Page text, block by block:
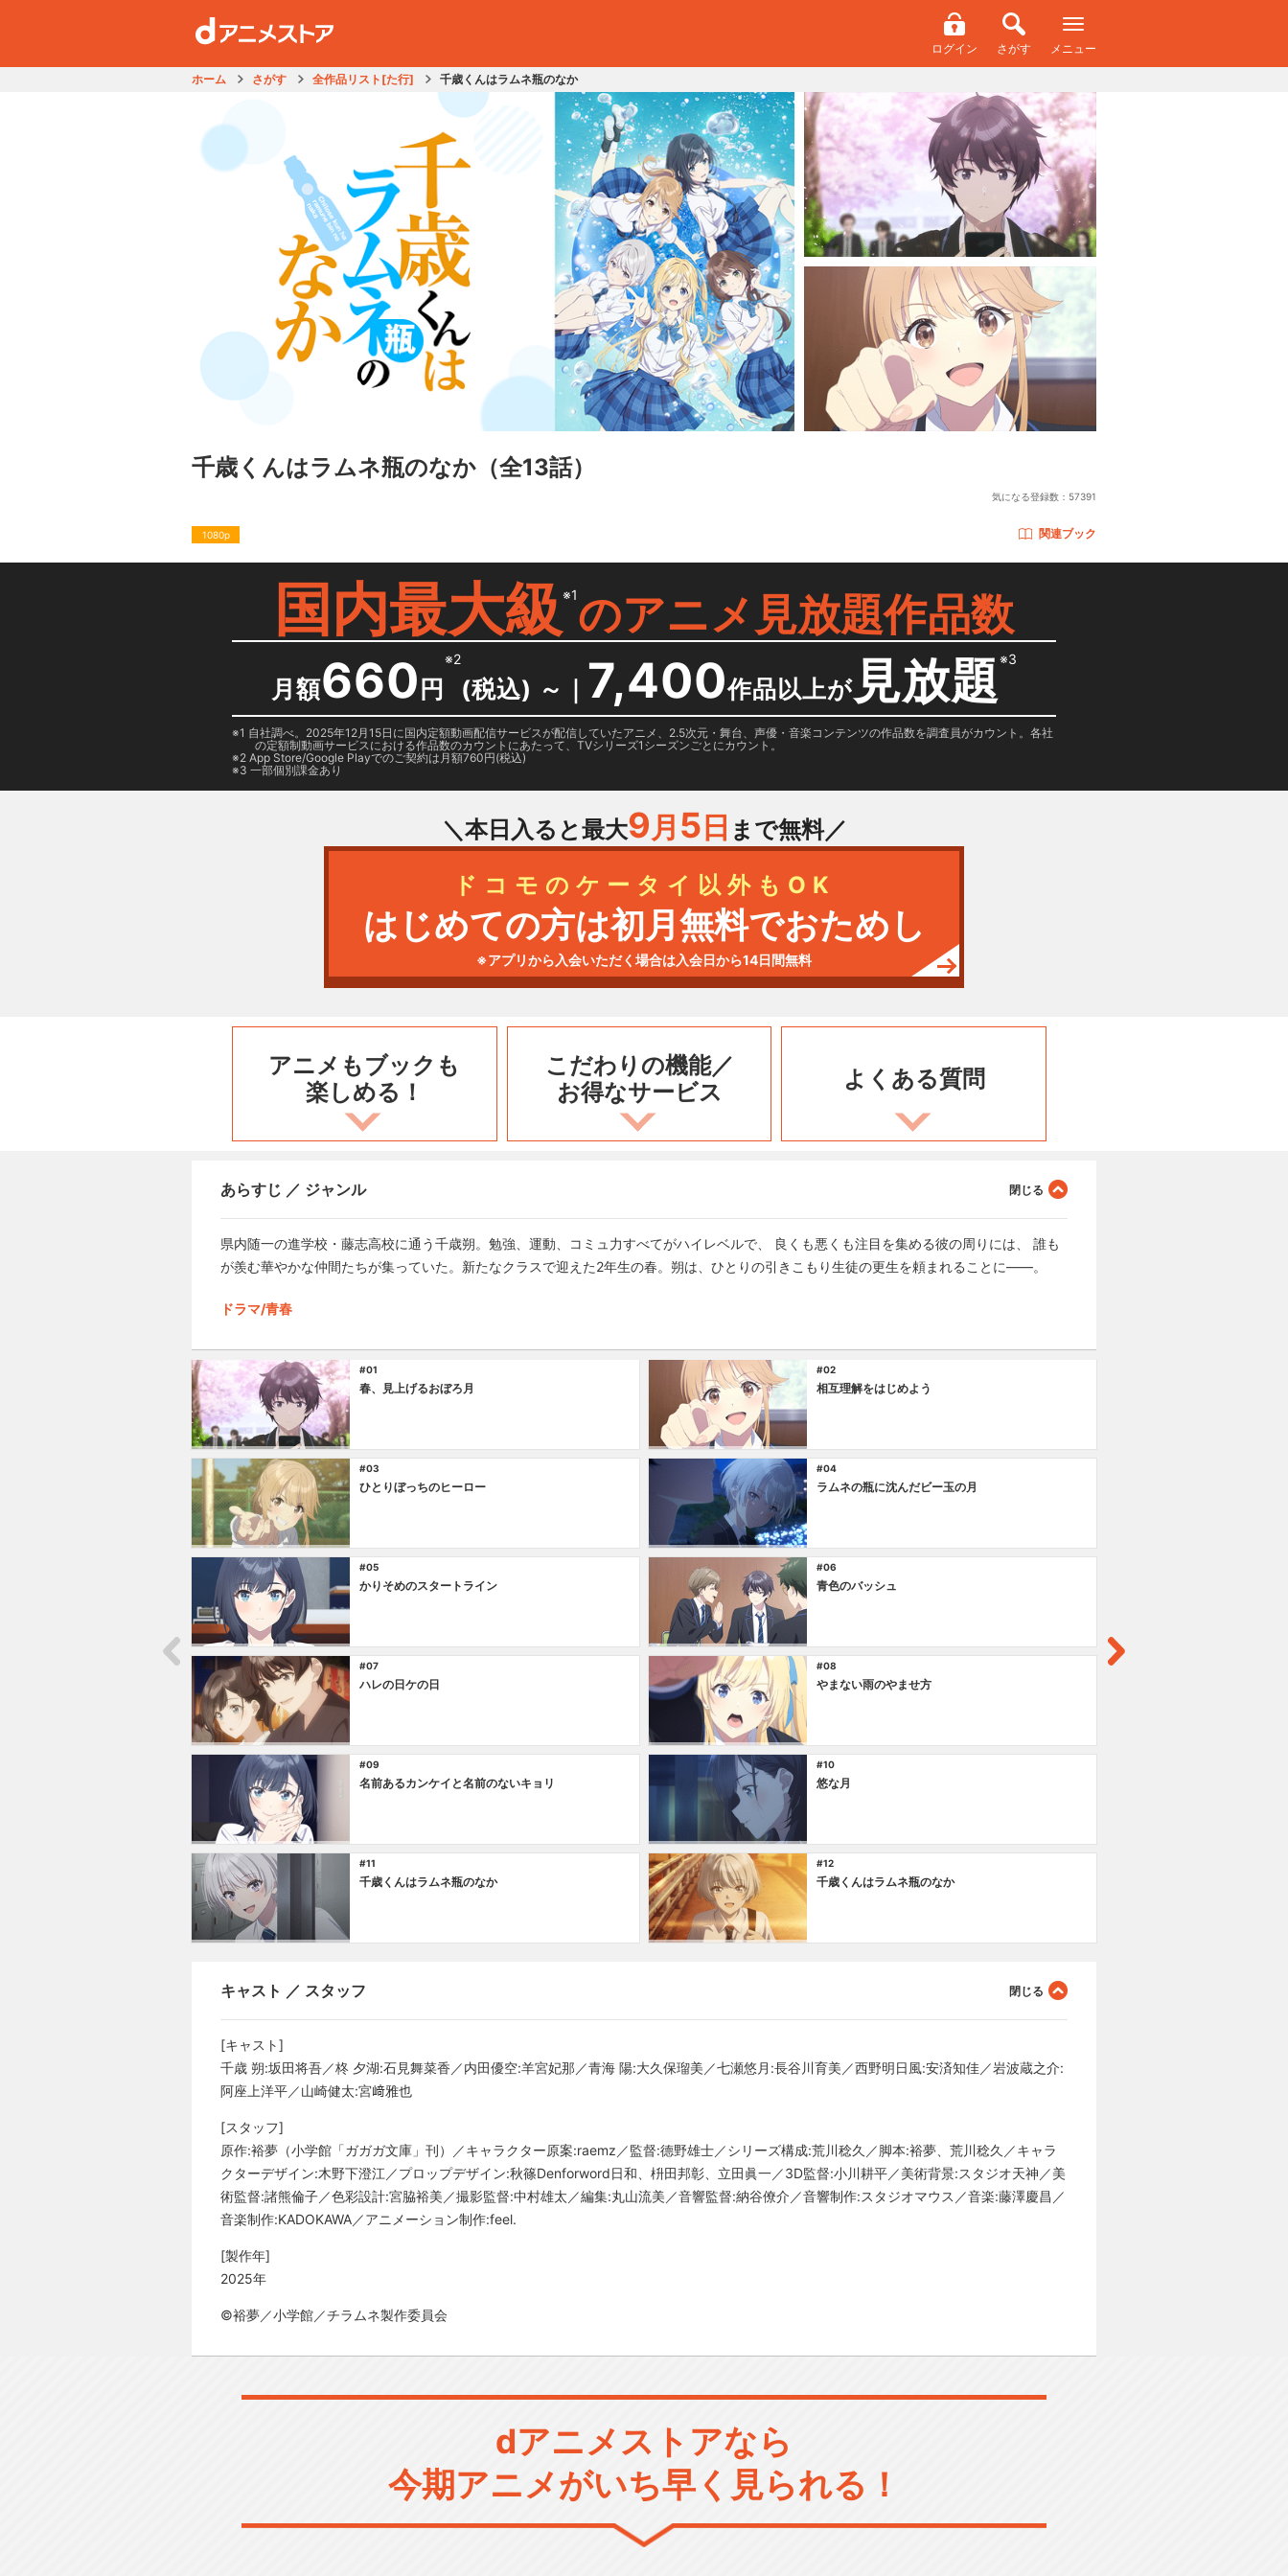
ログイン さがす メニュー
ホーム さがす 全作品リスト[た行] 千歳くんはラムネ瓶のなか
千歳くんはラムネ瓶のなか （全13話）
気になる登録数： 57391
1080p 関連ブック
国内最大級 ※1のアニメ見放題作品数
月額660 円
※2
(税込) ～ ｜ 7,400作品以上が 見放題※3
1 自社調べ。2025年12月15日に国内定額動画配信サービスが配信していたアニメ、2.5次元・舞台、声優・音楽コンテンツの作品数を調査員がカウント。各社
の定額制動画サービスにおける作品数のカウントにあたって、TVシリーズ1シーズンごとにカウント。
2 App Store/Google Playでのご契約は月額760円(税込)
3 一部個別課金あり
＼本日入ると最大9月 5 日 まで無料／
ドコモのケータイ以外もOK
はじめての方は初月無料でおためし
※アプリから入会いただく場合は入会日から14日間無料
アニメもブックも
楽しめる！
こだわりの機能／
お得なサービス
よくある質問
あらすじ ／ ジャンル
県内随一の進学校・藤志高校に通う千歳朔。勉強、運動、コミュ力すべてがハイレベルで、 良くも悪くも注目を集める彼の周りには、 誰も
が羨む華やかな仲間たちが集っていた。新たなクラスで迎えた2年生の春。朔は、ひとりの引きこもり生徒の更生を頼まれることに——。
ドラマ/青春
#01
春、見上げるおぼろ月
#02
相互理解をはじめよう
#03
ひとりぼっちのヒーロー
#04
ラムネの瓶に沈んだビー玉の月
#05
かりそめのスタートライン
#06
青色のバッシュ
#07
ハレの日ケの日
#08
やまない雨のやませ方
#09
名前あるカンケイと名前のないキョリ
#10
悠な月
#11
千歳くんはラムネ瓶のなか
#12
千歳くんはラムネ瓶のなか
キャスト ／ スタッフ
[キャスト]
千歳 朔:坂田将吾／柊 夕湖:石見舞菜香／内田優空:羊宮妃那／青海 陽:大久保瑠美／七瀬悠月:長谷川育美／西野明日風:安済知佳／岩波蔵之介:
阿座上洋平／山崎健太:宮﨑雅也
[スタッフ]
原作:裕夢（小学館「ガガガ文庫」刊）／キャラクター原案:raemz／監督:德野雄士／シリーズ構成:荒川稔久／脚本:裕夢、荒川稔久／キャラ
クターデザイン:木野下澄江／プロップデザイン:秋篠Denforword日和、枡田邦彰、立田眞一／3D監督:小川耕平／美術背景:スタジオ天神／美
術監督:諸熊倫子／色彩設計:宮脇裕美／撮影監督:中村雄太／編集:丸山流美／音響監督:納谷僚介／音響制作:スタジオマウス／音楽:藤澤慶昌／
音楽制作:KADOKAWA／アニメーション制作:feel.
[製作年]
2025年
©裕夢／小学館／チラムネ製作委員会
dアニメストアなら
今期アニメがいち早く見られる！